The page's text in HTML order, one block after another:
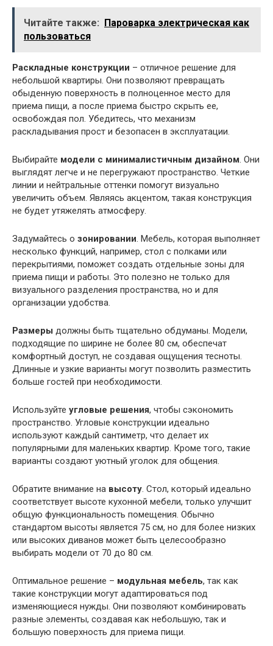
Читайте также: Пароварка электрическая как
пользоваться
Раскладные конструкции – отличное решение для
небольшой квартиры. Они позволяют превращать
обыденную поверхность в полноценное место для
приема пищи, а после приема быстро скрыть ее,
освобождая пол. Убедитесь, что механизм
раскладывания прост и безопасен в эксплуатации.
Выбирайте модели с минималистичным дизайном. Они
выглядят легче и не перегружают пространство. Четкие
линии и нейтральные оттенки помогут визуально
увеличить объем. Являясь акцентом, такая конструкция
не будет утяжелять атмосферу.
Задумайтесь о зонировании. Мебель, которая выполняет
несколько функций, например, стол с полками или
перекрытиями, поможет создать отдельные зоны для
приема пищи и работы. Это полезно не только для
визуального разделения пространства, но и для
организации удобства.
Размеры должны быть тщательно обдуманы. Модели,
подходящие по ширине не более 80 см, обеспечат
комфортный доступ, не создавая ощущения тесноты.
Длинные и узкие варианты могут позволить разместить
больше гостей при необходимости.
Используйте угловые решения, чтобы сэкономить
пространство. Угловые конструкции идеально
используют каждый сантиметр, что делает их
популярными для маленьких квартир. Кроме того, такие
варианты создают уютный уголок для общения.
Обратите внимание на высоту. Стол, который идеально
соответствует высоте кухонной мебели, только улучшит
общую функциональность помещения. Обычно
стандартом высоты является 75 см, но для более низких
или высоких диванов может быть целесообразно
выбирать модели от 70 до 80 см.
Оптимальное решение – модульная мебель, так как
такие конструкции могут адаптироваться под
изменяющиеся нужды. Они позволяют комбинировать
разные элементы, создавая как небольшую, так и
большую поверхность для приема пищи.